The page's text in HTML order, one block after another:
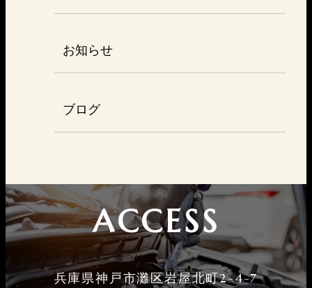
お知らせ
ブログ
ACCESS
兵庫県神戸市灘区岩屋北町2-4-7